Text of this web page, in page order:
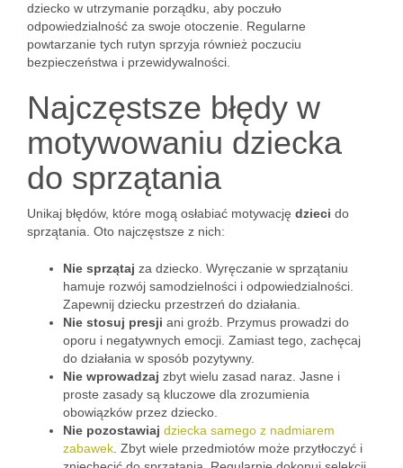
dziecko w utrzymanie porządku, aby poczuło
odpowiedzialność za swoje otoczenie. Regularne
powtarzanie tych rutyn sprzyja również poczuciu
bezpieczeństwa i przewidywalności.
Najczęstsze błędy w
motywowaniu dziecka
do sprzątania
Unikaj błędów, które mogą osłabiać motywację dzieci do
sprzątania. Oto najczęstsze z nich:
Nie sprzątaj za dziecko. Wyręczanie w sprzątaniu
hamuje rozwój samodzielności i odpowiedzialności.
Zapewnij dziecku przestrzeń do działania.
Nie stosuj presji ani groźb. Przymus prowadzi do
oporu i negatywnych emocji. Zamiast tego, zachęcaj
do działania w sposób pozytywny.
Nie wprowadzaj zbyt wielu zasad naraz. Jasne i
proste zasady są kluczowe dla zrozumienia
obowiązków przez dziecko.
Nie pozostawiaj dziecka samego z nadmiarem
zabawek . Zbyt wiele przedmiotów może przytłoczyć i